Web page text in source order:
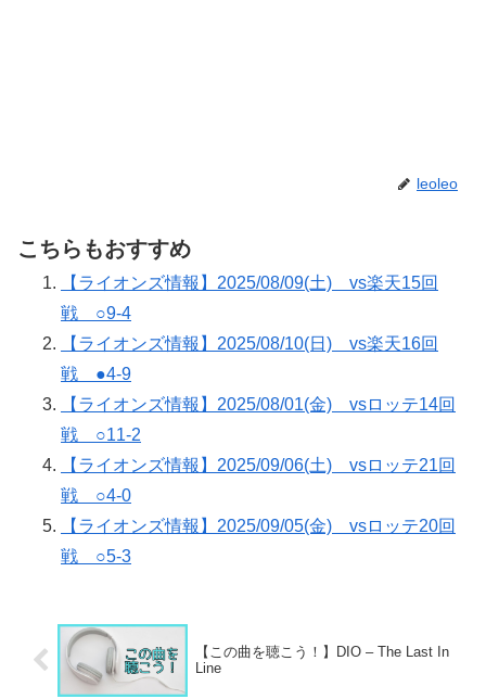
leoleo
こちらもおすすめ
【ライオンズ情報】2025/08/09(土) vs楽天15回
戦 ○9-4
【ライオンズ情報】2025/08/10(日) vs楽天16回
戦 ●4-9
【ライオンズ情報】2025/08/01(金) vsロッテ14回
戦 ○11-2
【ライオンズ情報】2025/09/06(土) vsロッテ21回
戦 ○4-0
【ライオンズ情報】2025/09/05(金) vsロッテ20回
戦 ○5-3
【この曲を聴こう！】DIO – The Last In
Line